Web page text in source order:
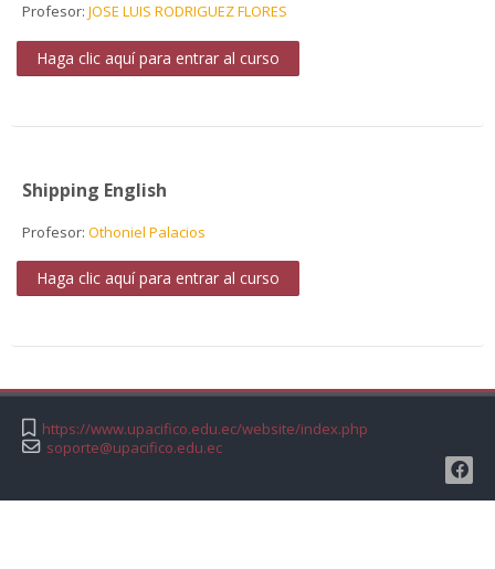
Profesor: JOSE LUIS RODRIGUEZ FLORES
Haga clic aquí para entrar al curso
Shipping English
Profesor: Othoniel Palacios
Haga clic aquí para entrar al curso
https://www.upacifico.edu.ec/website/index.php
soporte@upacifico.edu.ec